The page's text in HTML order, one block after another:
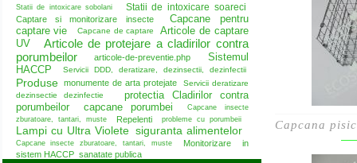
Statii de intoxicare sobolani Statii de intoxicare soareci
Captare si monitorizare insecte
Capcane pentru
captare vie
Capcane de captare
Articole de captare
UV
Articole de protejare a cladirilor contra
porumbeilor
articole-de-preventie.php
Sistemul
HACCP
Servicii DDD, deratizare, dezinsectii, dezinfectii
Produse monumente de arta protejate
Servicii deratizare
dezinsectie dezinfectie
protectia Cladirilor contra
porumbeilor
capcane porumbei
Capcane insecte
zburatoare, tantari, muste
Repelenti probleme cu porumbeii
Lampi cu Ultra Violete siguranta alimentelor
Capcane insecte zburatoare, tantari, muste
Monitorizare in
sistem HACCP sanatate publica
Capcana